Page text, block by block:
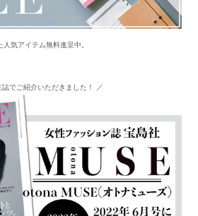
気アイテム無料進呈中。
でご紹介いただきました！ ／